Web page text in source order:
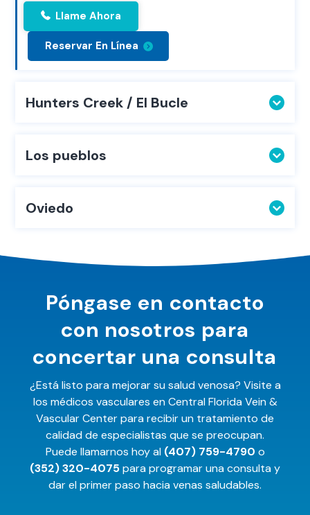
Llame Ahora
Reservar En Línea
Hunters Creek / El Bucle
Los pueblos
Oviedo
Póngase en contacto
con nosotros para
concertar una consulta
¿Está listo para mejorar su salud venosa? Visite a
los médicos vasculares en Central Florida Vein &
Vascular Center para recibir un tratamiento de
calidad de especialistas que se preocupan.
Puede llamarnos hoy al (407) 759-4790 o
(352) 320-4075para programar una consulta y
dar el primer paso hacia venas saludables.